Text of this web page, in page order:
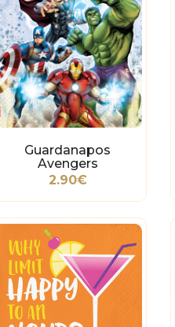
Guardanapos
Avengers
2.90€